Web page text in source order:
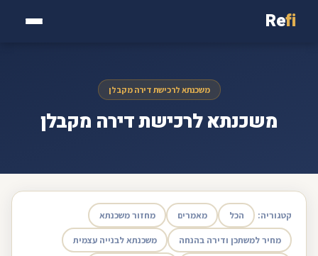
Refi
משכנתא לרכישת דירה מקבלן
משכנתא לרכישת דירה מקבלן
קטגוריה: הכל מאמרים מחזור משכנתא
מחיר למשתכן ודירה בהנחה משכנתא לבנייה עצמית